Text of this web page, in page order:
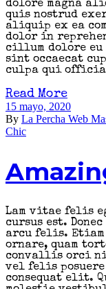
dolore magna
quis nostrud
aliquip ex ea
dolor in
cillum dolore
sint occaecat
culpa qui
Read More
15 mayo, 2020
By La Percha Web
Chic
Lam vitae felis
cursus est.
arcu felis.
ornare, quam
convallis orci
vel felis
consequat elit.